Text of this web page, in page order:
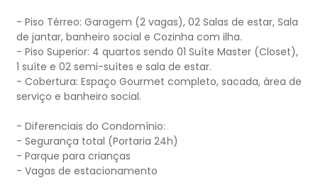
- Piso Térreo: Garagem (2 vagas), 02 Salas de estar, Sala
de jantar, banheiro social e Cozinha com ilha.
- Piso Superior: 4 quartos sendo 01 Suíte Master (Closet),
1 suíte e 02 semi-suítes e sala de estar.
- Cobertura: Espaço Gourmet completo, sacada, área de
serviço e banheiro social.
- Diferenciais do Condomínio:
- Segurança total (Portaria 24h)
- Parque para crianças
- Vagas de estacionamento